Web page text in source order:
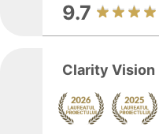
9.7
Clarity Vision